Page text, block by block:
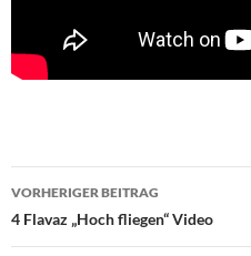
Beitragsnavigation
VORHERIGER BEITRAG
4 Flavaz „Hoch fliegen“ Video